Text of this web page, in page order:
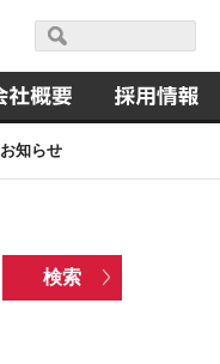
お知らせ